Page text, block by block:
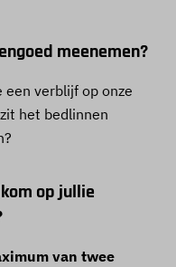
meenemen?
verblijf op onze
het bedlinnen
op jullie
van twee